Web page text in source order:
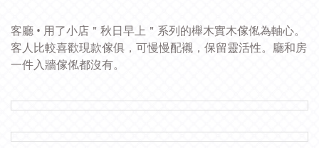
客廳 • 用了小店＂秋日早上＂系列的櫸木實木傢俬為軸心。
客人比較喜歡現款傢俱，可慢慢配襯，保留靈活性。廳和房
一件入牆傢俬都沒有。